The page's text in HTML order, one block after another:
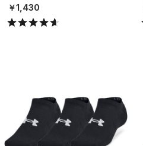
ニング/UNISEX）
￥1,430